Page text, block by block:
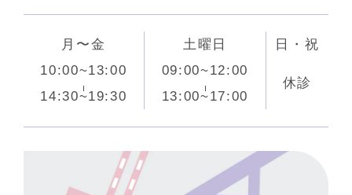
月〜金 土曜日
日・祝
10:00~13:00
09:00~12:00
休診
14:30~19:30
13:00~17:00